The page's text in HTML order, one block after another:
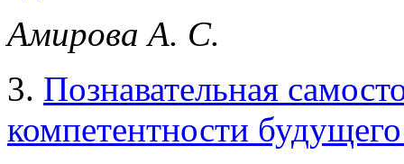
Амирова А. С.
3. Познавательная
компетентности будущего